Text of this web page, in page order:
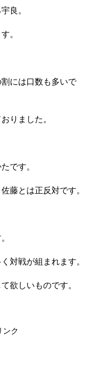
良。
。
には口数も多いで
りました。
です。
藤とは正反対です。
対戦が組まれます。
欲しいものです。
ンク